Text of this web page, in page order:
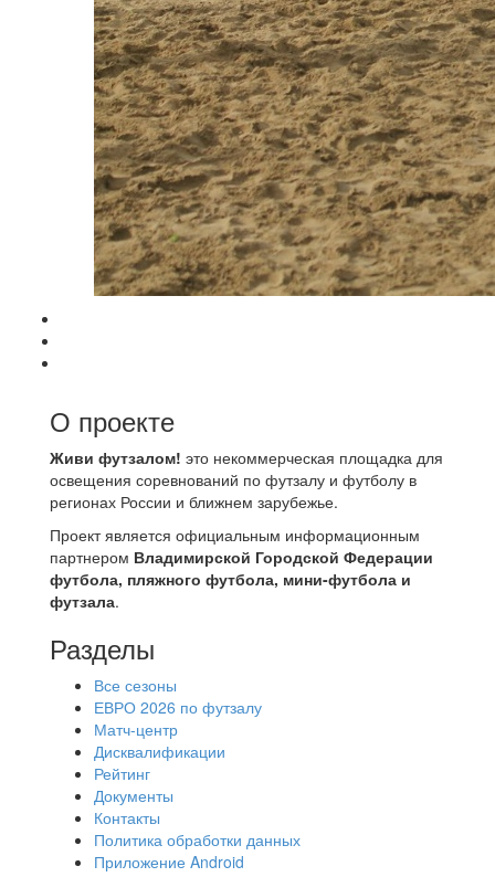
О проекте
Живи футзалом! это некоммерческая площадка для
освещения соревнований по футзалу и футболу в
регионах России и ближнем зарубежье.
Проект является официальным информационным
партнером Владимирской Городской Федерации
футбола, пляжного футбола, мини-футбола и
футзала.
Разделы
Все сезоны
ЕВРО 2026 по футзалу
Матч-центр
Дисквалификации
Рейтинг
Документы
Контакты
Политика обработки данных
Приложение Android